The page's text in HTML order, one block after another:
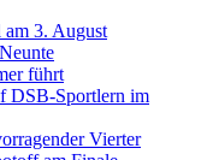
am 3. August
führt
DSB-Sportlern im
Vierter